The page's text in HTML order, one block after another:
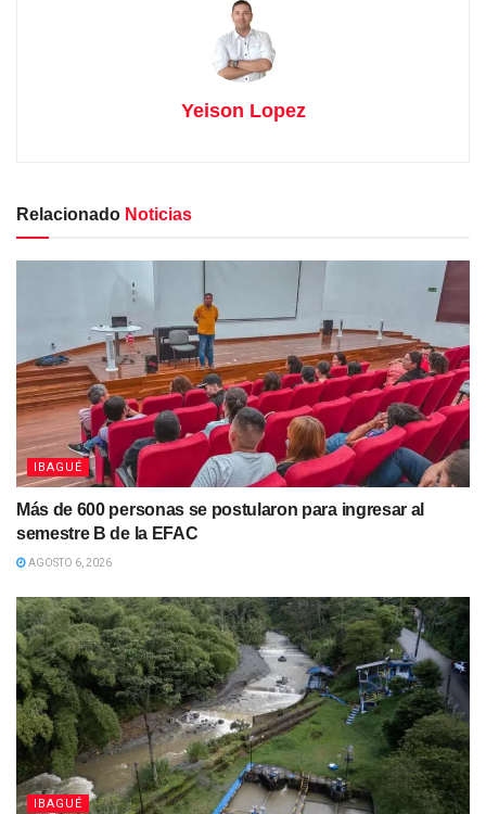
Yeison Lopez
Relacionado Noticias
IBAGUÉ
Más de 600 personas se postularon para ingresar al
semestre B de la EFAC
AGOSTO 6, 2026
IBAGUÉ